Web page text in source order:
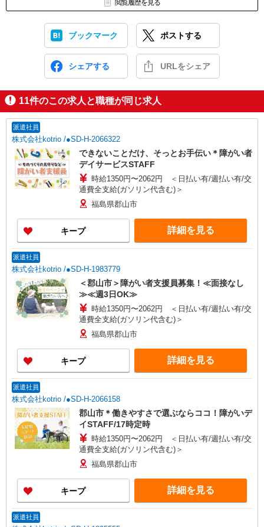
閲覧履歴を見る
ブックマーク ポストする
シェアする URLをシェア
11件のこの求人と職種が同じ求人
派遣社員
株式会社kotrio /●SD-H-2066322
できないことだけ、そっとお手伝い＊障がい者
デイサービスSTAFF
時給1350円〜2062円 ＜日払い有/週払い有/交
通費全支給(ガソリン代含む)＞
福島県郡山市
キープ 詳細を見る
派遣社員
株式会社kotrio /●SD-H-1983779
＜郡山市＞障がい者支援員募集！≪面接なし
≫≪週3日OK≫
時給1350円〜2062円 ＜日払い有/週払い有/交
通費全支給(ガソリン代含む)＞
福島県郡山市
キープ 詳細を見る
派遣社員
株式会社kotrio /●SD-H-2066158
郡山市＊働きやすさで選ぶならココ！障がいデ
イSTAFF/17時定時
時給1350円〜2062円 ＜日払い有/週払い有/交
通費全支給(ガソリン代含む)＞
福島県郡山市
キープ 詳細を見る
派遣社員